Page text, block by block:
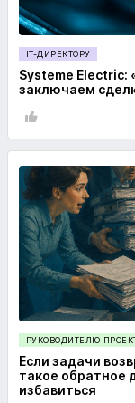
IT-ДИРЕКТОРУ
Systeme
заключаем
РУКОВОДИТЕЛЮ
Если задачи
такое обратное
избавиться